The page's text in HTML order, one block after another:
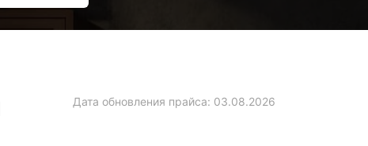
Дата обновления прайса: 03.08.2026